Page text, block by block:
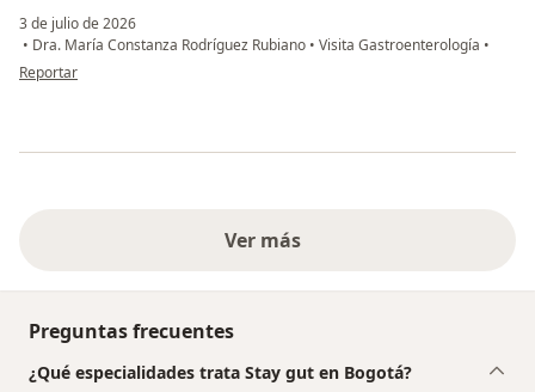
3 de julio de 2026
• Dra. María Constanza Rodríguez Rubiano • Visita Gastroenterología •
en opinión del usuario Doris Rodríguez R
Reportar
Ver más
Preguntas frecuentes
¿Qué especialidades trata Stay gut en Bogotá?